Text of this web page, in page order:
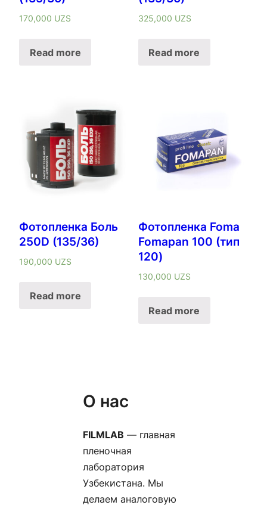
170,000 UZS
Read more
325,000 UZS
Read more
Фотопленка Боль
250D (135/36)
190,000 UZS
Read more
Фотопленка Foma
Fomapan 100 (тип
120)
130,000 UZS
Read more
О нас
FILMLAB — главная
пленочная
лаборатория
Узбекистана. Мы
делаем аналоговую